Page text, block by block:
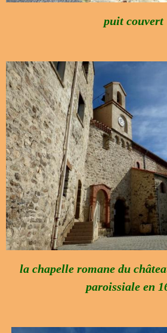
puit couvert
la chapelle romane du
paroissiale en